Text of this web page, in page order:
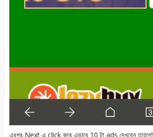
এরপর Next এ click করে এভাবে 10 টা ads দেখবেন